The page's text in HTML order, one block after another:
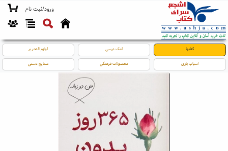
ورود/ثبت نام
کتابها کمک درسی لوازم التحریر
اسباب بازی محصولات فرهنگی صنایع دستی